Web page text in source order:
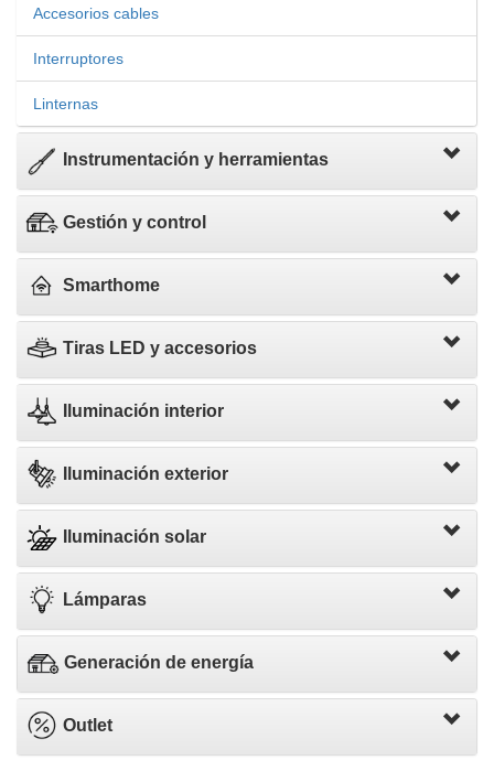
Accesorios cables
Interruptores
Linternas
Instrumentación y herramientas
Gestión y control
Smarthome
Tiras LED y accesorios
Iluminación interior
Iluminación exterior
Iluminación solar
Lámparas
Generación de energía
Outlet